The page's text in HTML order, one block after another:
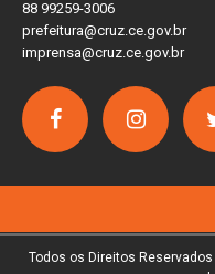
88 99259-3006
prefeitura@cruz.ce.gov.br
imprensa@cruz.ce.gov.br
Todos os Direitos